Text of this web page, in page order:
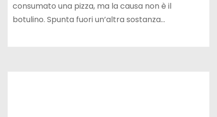
consumato una pizza, ma la causa non è il
botulino. Spunta fuori un’altra sostanza…